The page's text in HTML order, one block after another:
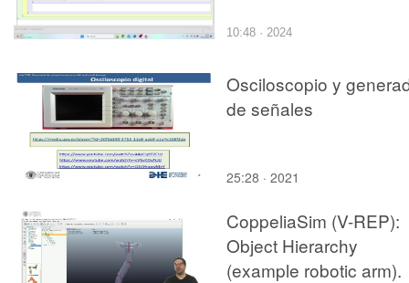
10:48 · 2024
Osciloscopio y
de señales
25:28 · 2021
CoppeliaSim (V-REP):
Object Hierarchy
(example robotic arm).